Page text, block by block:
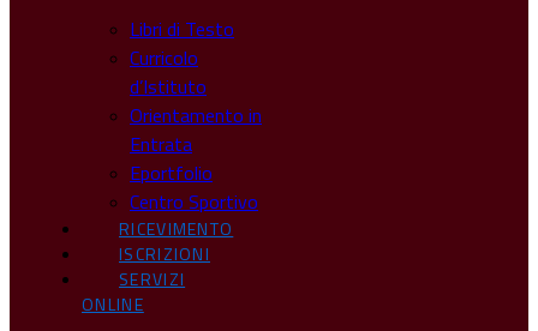
Libri di Testo
Curricolo
d’Istituto
Orientamento in
Entrata
Eportfolio
Centro Sportivo
RICEVIMENTO
ISCRIZIONI
SERVIZI
ONLINE